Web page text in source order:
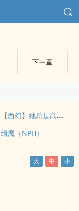
下ー章
【西幻】她总是高高在上 NP
缉魔（NPH）